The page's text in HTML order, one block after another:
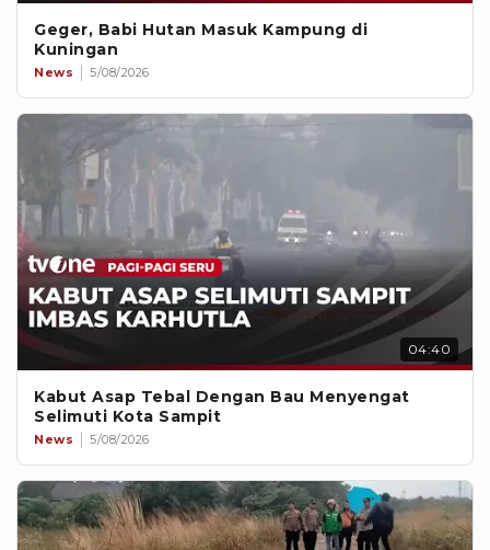
Geger, Babi Hutan Masuk Kampung di
Kuningan
News 5/08/2026
04:40
Kabut Asap Tebal Dengan Bau Menyengat
Selimuti Kota Sampit
News 5/08/2026